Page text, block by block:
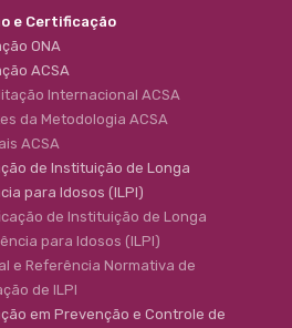
e Certificação
ONA
ACSA
Internacional ACSA
da Metodologia ACSA
ACSA
de Instituição de Longa
para Idosos (ILPI)
de Instituição de Longa
para Idosos (ILPI)
e Referência Normativa de
de ILPI
em Prevenção e Controle de